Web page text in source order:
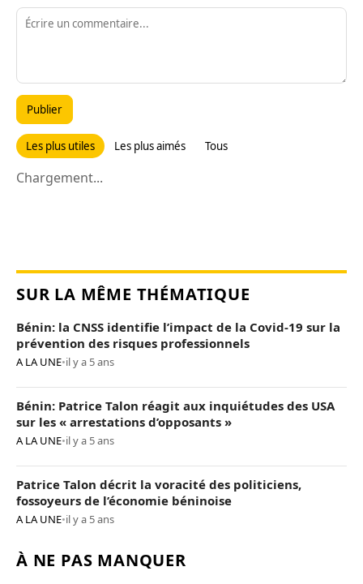
Publier
Les plus utiles Les plus aimés Tous
Chargement...
SUR LA MÊME THÉMATIQUE
Bénin: la CNSS identifie l’impact de la Covid-19 sur la
prévention des risques professionnels
A LA UNE•il y a 5 ans
Bénin: Patrice Talon réagit aux inquiétudes des USA
sur les « arrestations d’opposants »
A LA UNE•il y a 5 ans
Patrice Talon décrit la voracité des politiciens,
fossoyeurs de l’économie béninoise
A LA UNE•il y a 5 ans
À NE PAS MANQUER